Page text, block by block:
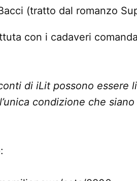
(tratto dal romanzo
con i cadaveri
di iLit possono essere
condizione che siano